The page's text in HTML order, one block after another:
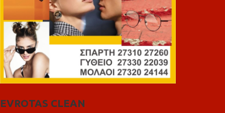
EVROTAS CLEAN